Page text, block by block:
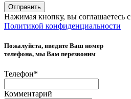
Отправить
Нажимая кнопку, вы соглашаетесь с
Политикой конфиденциальности
Пожалуйста, введите Ваш номер
телефона, мы Вам перезвоним
Телефон*
Комментарий